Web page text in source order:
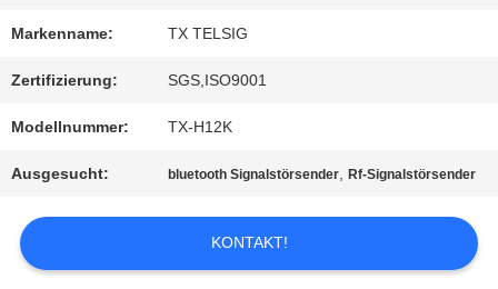
TRETEN
SIE
MIT
UNS
IN
VERBINDUNG
Markenname: TX TELSIG
Zertifizierung: SGS,ISO9001
Modellnummer: TX-H12K
Ausgesucht: bluetooth Signalstörsender,Rf-Signalstörsender
KONTAKT!